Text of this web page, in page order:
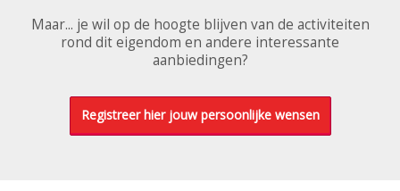
Maar... je wil op de hoogte blijven van de activiteiten
rond dit eigendom en andere interessante
aanbiedingen?
Registreer hier jouw persoonlijke wensen